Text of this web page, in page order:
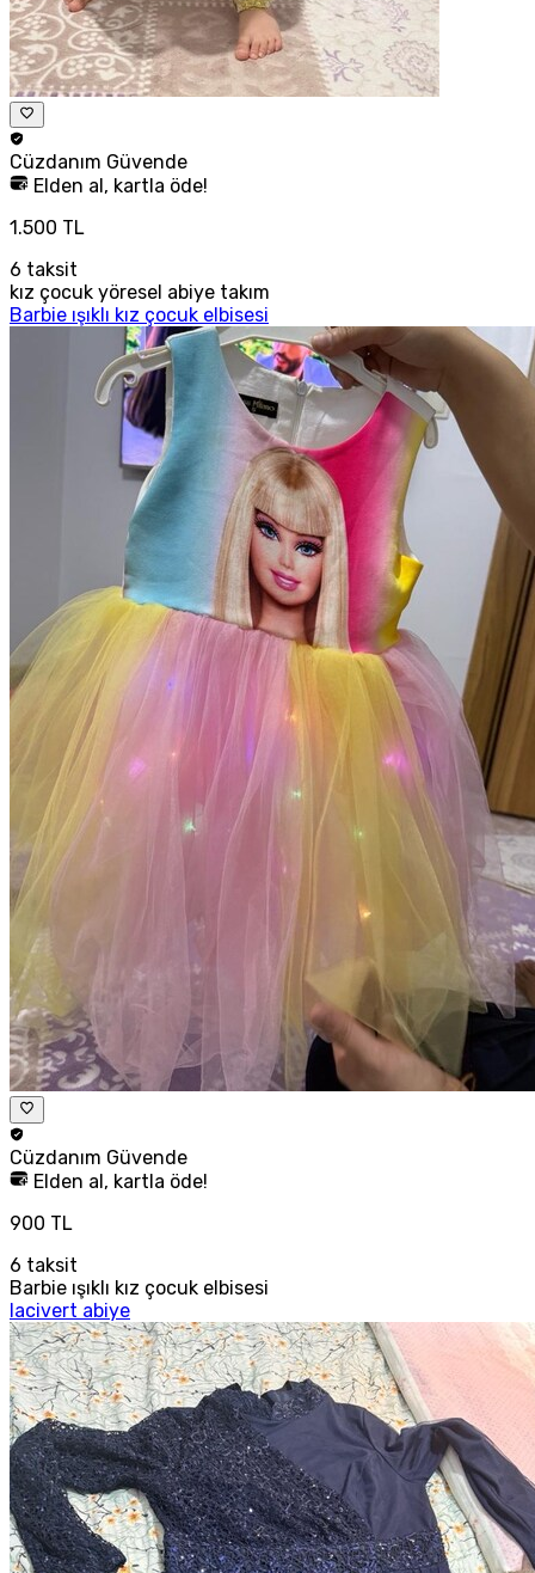
Cüzdanım Güvende
Elden al, kartla öde!
1.500 TL
6 taksit
kız çocuk yöresel abiye takım
Barbie ışıklı kız çocuk elbisesi
Cüzdanım Güvende
Elden al, kartla öde!
900 TL
6 taksit
Barbie ışıklı kız çocuk elbisesi
lacivert abiye